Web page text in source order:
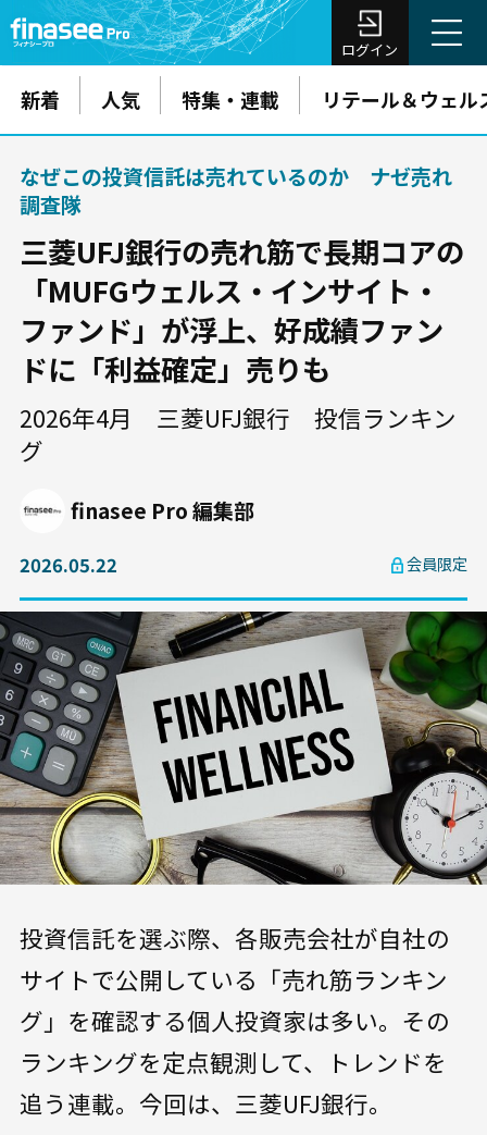
ログイン
新着 人気 特集・連載 リテール＆ウェル
なぜこの投資信託は売れているのか ナゼ売れ
調査隊
三菱UFJ銀行の売れ筋で長期コアの
「MUFGウェルス・インサイト・
ファンド」が浮上、好成績ファン
ドに「利益確定」売りも
2026年4月 三菱UFJ銀行 投信ランキン
グ
finasee Pro 編集部
2026.05.22 会員限定
投資信託を選ぶ際、各販売会社が自社の
サイトで公開している「売れ筋ランキン
グ」を確認する個人投資家は多い。その
ランキングを定点観測して、トレンドを
追う連載。今回は、三菱UFJ銀行。